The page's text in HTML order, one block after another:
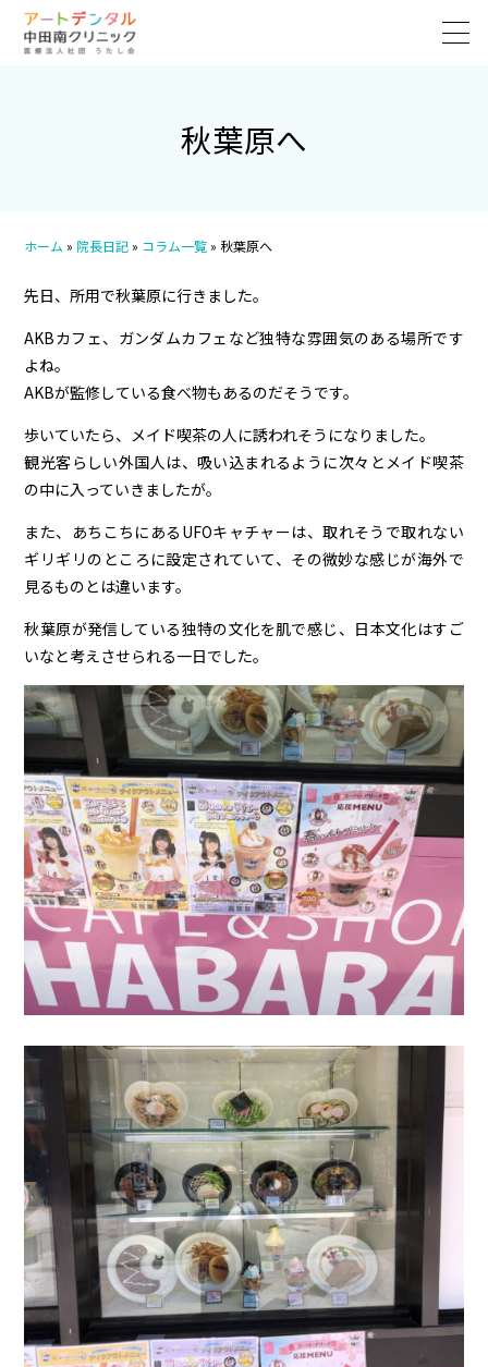
秋葉原へ
ホーム » 院長日記» コラム一覧» 秋葉原へ
先日、所用で秋葉原に行きました。
AKBカフェ、ガンダムカフェなど独特な雰囲気のある場所です
よね。
AKBが監修している食べ物もあるのだそうです。
歩いていたら、メイド喫茶の人に誘われそうになりました。
観光客らしい外国人は、吸い込まれるように次々とメイド喫茶
の中に入っていきましたが。
また、あちこちにあるUFOキャチャーは、取れそうで取れない
ギリギリのところに設定されていて、その微妙な感じが海外で
見るものとは違います。
秋葉原が発信している独特の文化を肌で感じ、日本文化はすご
いなと考えさせられる一日でした。